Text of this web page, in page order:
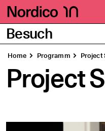
Homepage
Seiten
Besuch
Home Pro­gramm Pro­ject
Project